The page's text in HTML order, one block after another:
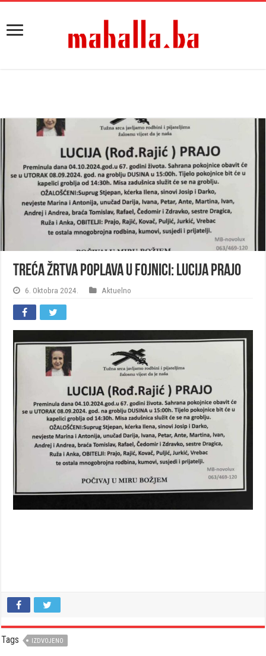
Treća žrtva poplava u Fojnici: Lucija Prajo
6. Oktobra 2024. Aktuelno
Tags IZDVOJENO